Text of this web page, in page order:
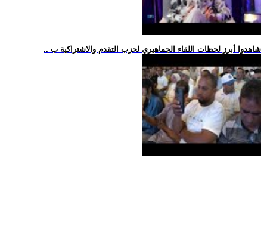
.. شاهدوا أبرز لحظات اللقاء الجماهيري لحزب التقدم والاشتراكية ب